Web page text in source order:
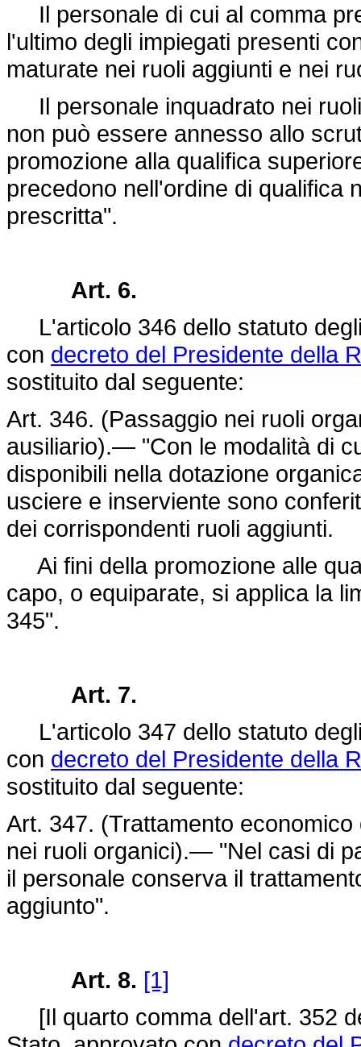
Il personale di cui al comma
l'ultimo degli impiegati presenti
maturate nei ruoli aggiunti e nei
Il personale inquadrato nei
non può essere annesso allo
promozione alla qualifica
precedono nell'ordine di qualifica
prescritta".
Art. 6.
L'articolo 346 dello statuto
con decreto del Presidente della
sostituito dal seguente:
Art. 346. (Passaggio nei ruoli
ausiliario).— "Con le modalità di
disponibili nella dotazione
usciere e inserviente sono
dei corrispondenti ruoli aggiunti.
Ai fini della promozione alle
capo, o equiparate, si applica la
345".
Art. 7.
L'articolo 347 dello statuto
con decreto del Presidente della
sostituito dal seguente:
Art. 347. (Trattamento
nei ruoli organici).— "Nel casi di
il personale conserva il
aggiunto".
Art. 8. [1]
[Il quarto comma dell'art. 352